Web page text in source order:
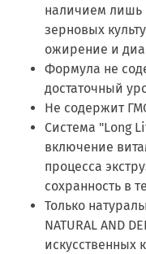
наличием лишь
зерновых
ожирение и
Формула не
достаточный
Не содержит
Система "Long
включение
процесса
сохранность в
Только
NATURAL AND
искусственных